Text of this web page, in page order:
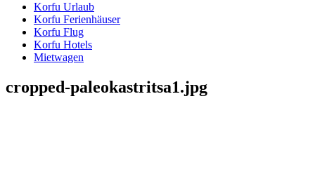
Korfu Urlaub
Korfu Ferienhäuser
Korfu Flug
Korfu Hotels
Mietwagen
cropped-paleokastritsa1.jpg